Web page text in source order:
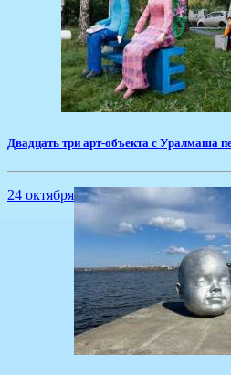
Двадцать три арт-объекта с Уралмаша
24 октября